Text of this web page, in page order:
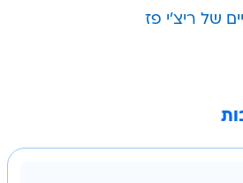
של ריצ'י פז